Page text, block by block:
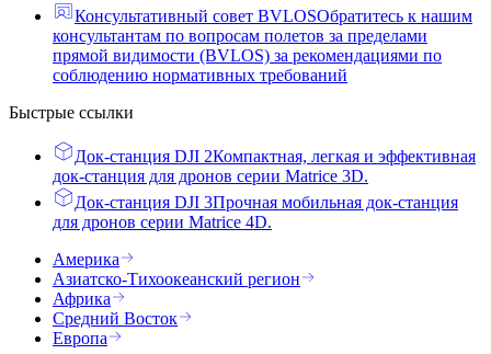
Консультативный совет BVLOSОбратитесь к нашим
консультантам по вопросам полетов за пределами
прямой видимости (BVLOS) за рекомендациями по
соблюдению нормативных требований
Быстрые ссылки
Док-станция DJI 2Компактная, легкая и эффективная
док-станция для дронов серии Matrice 3D.
Док-станция DJI 3Прочная мобильная док-станция
для дронов серии Matrice 4D.
Америка
Азиатско-Тихоокеанский регион
Африка
Средний Восток
Европа